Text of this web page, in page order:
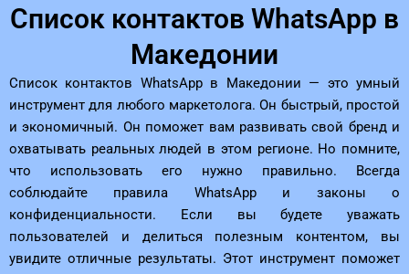
Список контактов WhatsApp в
Македонии
Список контактов WhatsApp в Македонии — это умный
инструмент для любого маркетолога. Он быстрый, простой
и экономичный. Он поможет вам развивать свой бренд и
охватывать реальных людей в этом регионе. Но помните,
что использовать его нужно правильно. Всегда
соблюдайте правила WhatsApp и законы о
конфиденциальности. Если вы будете уважать
пользователей и делиться полезным контентом, вы
увидите отличные результаты. Этот инструмент поможет